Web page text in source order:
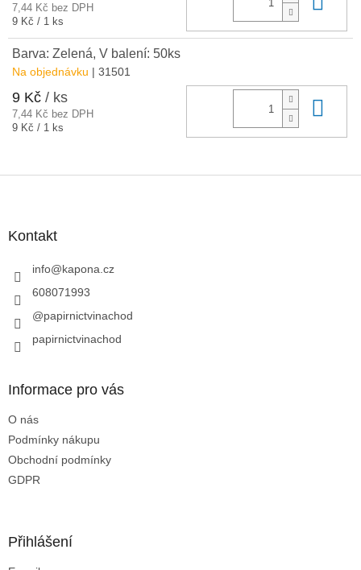
7,44 Kč bez DPH
Měrná
9 Kč / 1 ks
Barva: Zelená, V balení: 50ks
Na objednávku | 31501
9 Kč / ks
7,44 Kč bez DPH
Měrná
9 Kč / 1 ks
Kontakt
info@kapona.cz
608071993
@papirnictvinachod
papirnictvinachod
Informace pro vás
O nás
Podmínky nákupu
Obchodní podmínky
GDPR
Přihlášení